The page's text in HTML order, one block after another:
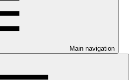
Main navigation